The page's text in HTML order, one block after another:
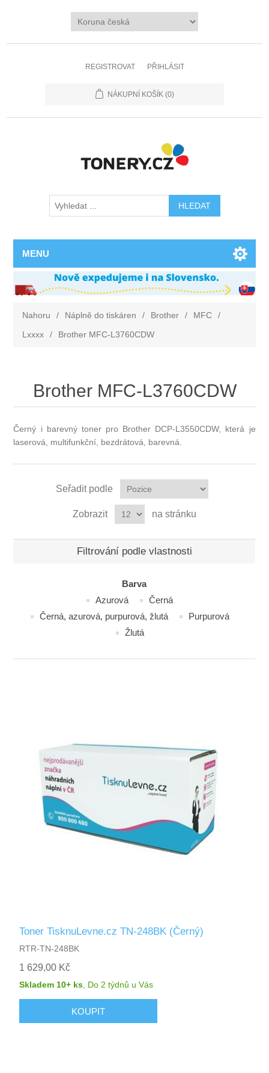
REGISTROVAT PŘIHLÁSIT
NÁKUPNÍ KOŠÍK (0)
MENU
Nahoru / Náplně do tiskáren / Brother / MFC
/
Lxxxx
/ Brother MFC-L3760CDW
Brother MFC-L3760CDW
Černý i barevný toner pro Brother DCP-L3550CDW, která je
laserová, multifunkční, bezdrátová, barevná.
Seřadit podle
Zobrazit na stránku
Filtrování podle vlastnosti
Barva
Azurová
Černá
Černá, azurová, purpurová, žlutá
Purpurová
Žlutá
Toner TisknuLevne.cz TN-248BK (Černý)
RTR-TN-248BK
1 629,00 Kč
Skladem 10+ ks, Do 2 týdnů u Vás